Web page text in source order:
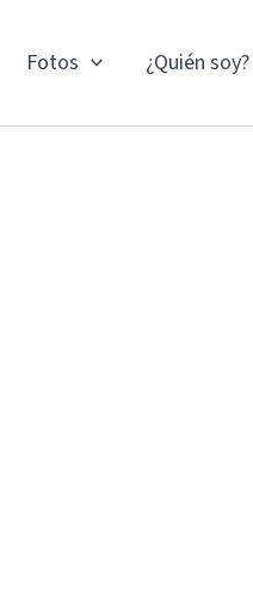
Fotos ¿Quién soy?